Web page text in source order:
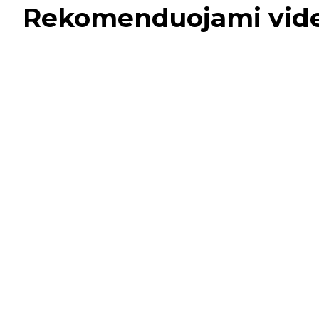
Rekomenduojami